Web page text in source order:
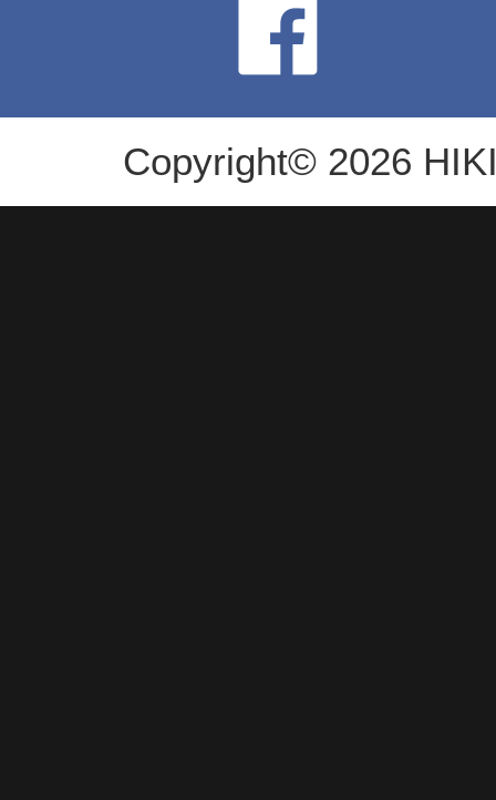
Copyright© 2026